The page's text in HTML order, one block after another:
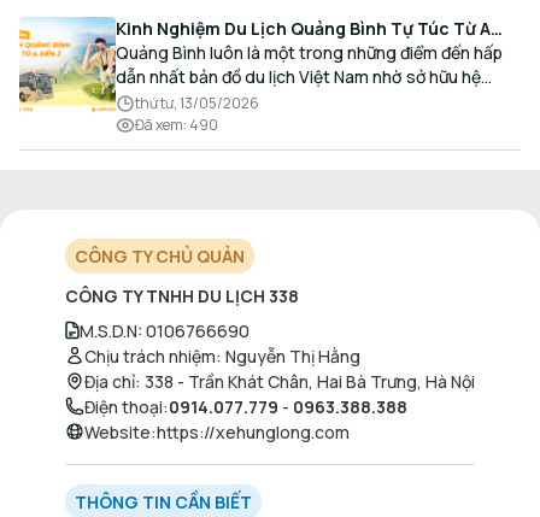
Kinh Nghiệm Du Lịch Quảng Bình Tự Túc Từ A
Đến Z Chi Tiết Nhất
Quảng Bình luôn là một trong những điểm đến hấp
dẫn nhất bản đồ du lịch Việt Nam nhờ sở hữu hệ
thống hang động kỳ vĩ, những bãi biển hoang sơ và
nét ẩm thực đậm đà bản sắc.
thứ tư, 13/05/2026
Đã xem: 490
CÔNG TY CHỦ QUẢN
CÔNG TY TNHH DU LỊCH 338
M.S.D.N: 0106766690
Chịu trách nhiệm: Nguyễn Thị Hằng
Địa chỉ: 338 - Trần Khát Chân, Hai Bà Trưng, Hà Nội
Điện thoại:0914.077.779 - 0963.388.388
Website:https://xehunglong.com
THÔNG TIN CẦN BIẾT